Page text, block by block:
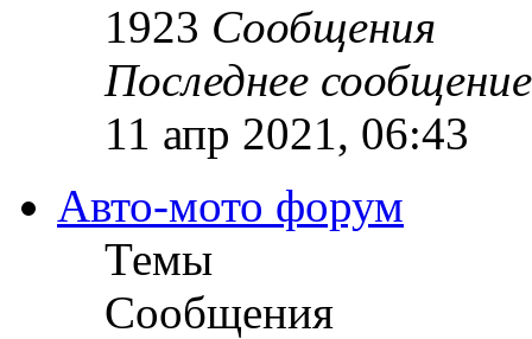
1923 Сообщения
Последнее сообщение
11 апр 2021, 06:43
Авто-мото форум
Темы
Сообщения